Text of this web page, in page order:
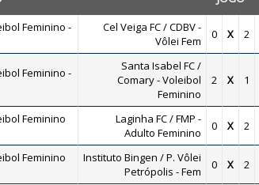
Feminino -
Cel Veiga FC / CDBV -
Vôlei Fem
0 X 2
Feminino -
Santa Isabel FC /
Comary - Voleibol
Feminino
2 X 1
Feminino
Laginha FC / FMP -
Adulto Feminino
0 X 2
Feminino
Instituto Bingen / P. Vôlei
Petrópolis - Fem
0 X 2